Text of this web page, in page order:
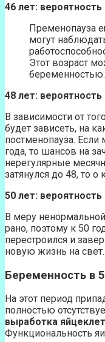
46 лет:
Пременопауза
могут
Этот возраст
беременностью.
48 лет:
В зависимости от
будет зависеть, на
постменопауза.
года, то шансов на
нерегулярные
затянулся до 48, то
50 лет:
В меру
рано, поэтому к 50
перестроился и
новую жизнь на свет.
Беременность в
На этот период
полностью
выработка
Функциональность